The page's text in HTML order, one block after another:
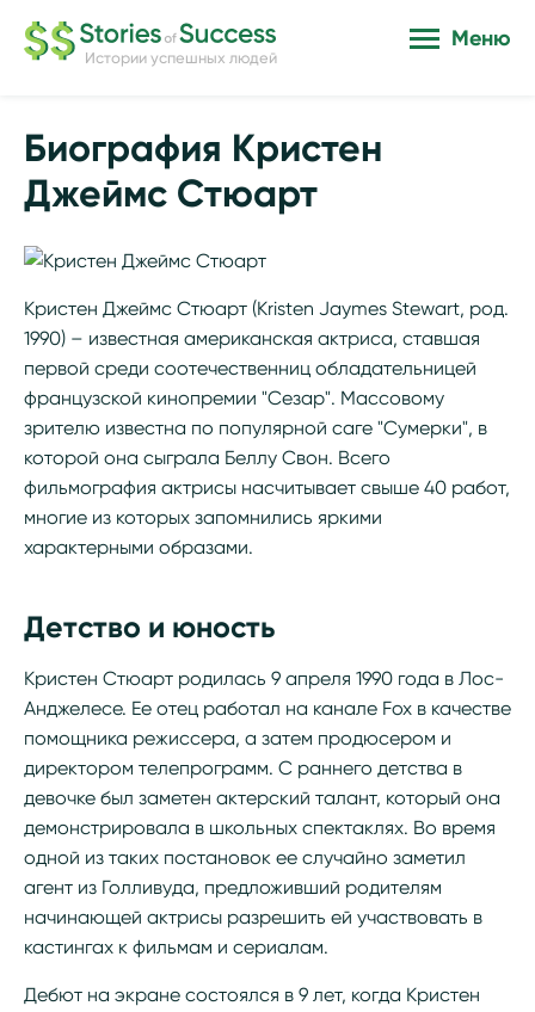
Истории успешных людей
Меню
Биография Кристен
Джеймс Стюарт
Кристен Джеймс Стюарт (Kristen Jaymes Stewart, род.
1990) – известная американская актриса, ставшая
первой среди соотечественниц обладательницей
французской кинопремии "Сезар". Массовому
зрителю известна по популярной саге "Сумерки", в
которой она сыграла Беллу Свон. Всего
фильмография актрисы насчитывает свыше 40 работ,
многие из которых запомнились яркими
характерными образами.
Детство и юность
Кристен Стюарт родилась 9 апреля 1990 года в Лос-
Анджелесе. Ее отец работал на канале Fox в качестве
помощника режиссера, а затем продюсером и
директором телепрограмм. С раннего детства в
девочке был заметен актерский талант, который она
демонстрировала в школьных спектаклях. Во время
одной из таких постановок ее случайно заметил
агент из Голливуда, предложивший родителям
начинающей актрисы разрешить ей участвовать в
кастингах к фильмам и сериалам.
Дебют на экране состоялся в 9 лет, когда Кристен